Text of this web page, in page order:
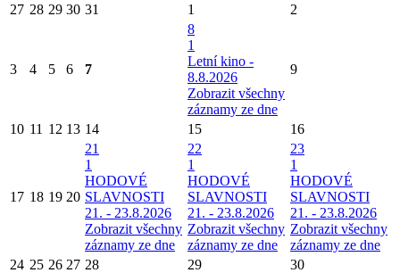
27 28 29 30 31 1 2
3 4 5 6 7
8
1
Letní kino -
8.8.2026
Zobrazit všechny
záznamy ze dne
9
10 11 12 13 14 15 16
17 18 19 20
21
1
HODOVÉ
SLAVNOSTI
21. - 23.8.2026
Zobrazit všechny
záznamy ze dne
22
1
HODOVÉ
SLAVNOSTI
21. - 23.8.2026
Zobrazit všechny
záznamy ze dne
23
1
HODOVÉ
SLAVNOSTI
21. - 23.8.2026
Zobrazit všechny
záznamy ze dne
24 25 26 27 28 29
30